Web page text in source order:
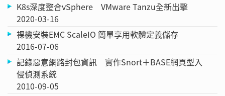
K8s深度整合vSphere VMware Tanzu全新出擊
2020-03-16
裸機安裝EMC ScaleIO 簡單享用軟體定義儲存
2016-07-06
記錄惡意網路封包資訊 實作Snort＋BASE網頁型入
侵偵測系統
2010-09-05